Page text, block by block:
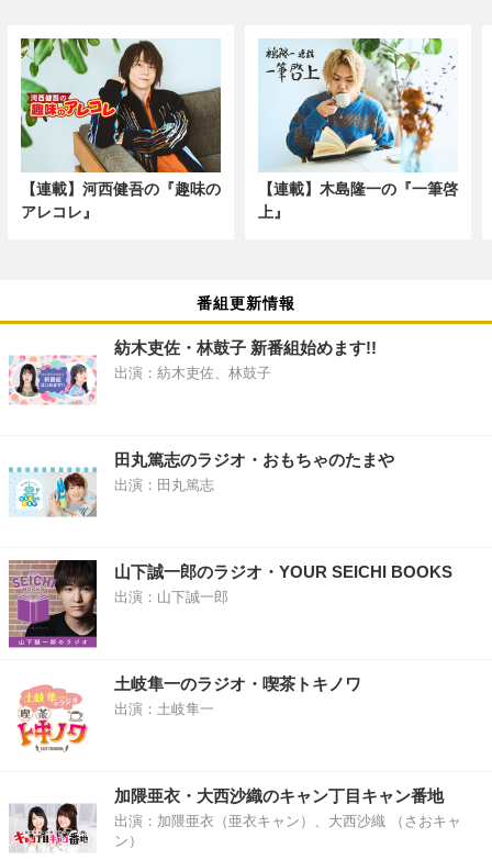
【連載】河西健吾の『趣味の
アレコレ』
【連載】木島隆一の『一筆啓
上』
番組更新情報
紡木吏佐・林鼓子 新番組始めます!!
出演：紡木吏佐、林鼓子
田丸篤志のラジオ・おもちゃのたまや
出演：田丸篤志
山下誠一郎のラジオ・YOUR SEICHI BOOKS
出演：山下誠一郎
土岐隼一のラジオ・喫茶トキノワ
出演：土岐隼一
加隈亜衣・大西沙織のキャン丁目キャン番地
出演：加隈亜衣（亜衣キャン）、大西沙織 （さおキャ
ン）